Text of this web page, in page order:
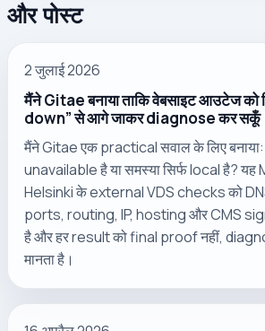
और पोस्ट
2 जुलाई 2026
मैंने Gitae बनाया ताकि वेबसाइट आउटेज को
down” से आगे जाकर diagnose कर सकूँ
मैंने Gitae एक practical सवाल के लिए
unavailable है या समस्या सिर्फ local है?
Helsinki के external VDS checks को
ports, routing, IP, hosting और CMS
है और हर result को final proof नहीं,
मानता है।